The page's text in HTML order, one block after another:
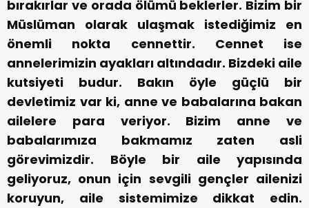
bırakırlar ve orada ölümü beklerler. Bizim bir
Müslüman olarak ulaşmak istediğimiz en
önemli nokta cennettir. Cennet ise
annelerimizin ayakları altındadır. Bizdeki aile
kutsiyeti budur. Bakın öyle güçlü bir
devletimiz var ki, anne ve babalarına bakan
ailelere para veriyor. Bizim anne ve
babalarımıza bakmamız zaten asli
görevimizdir. Böyle bir aile yapısında
geliyoruz, onun için sevgili gençler ailenizi
koruyun, aile sistemimize dikkat edin.